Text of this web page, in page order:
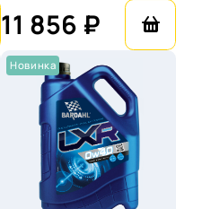
11 856 ₽
Новинка